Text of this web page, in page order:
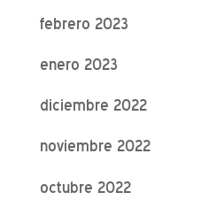
febrero 2023
enero 2023
diciembre 2022
noviembre 2022
octubre 2022